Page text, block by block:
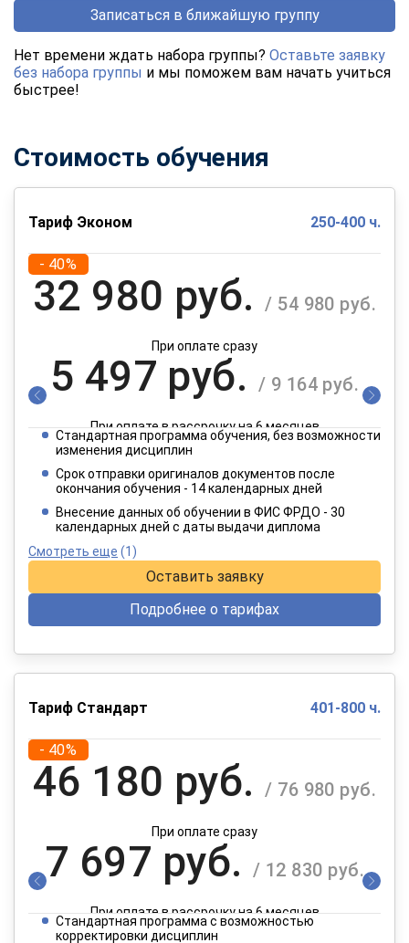
Записаться в ближайшую группу
Нет времени ждать набора группы? Оставьте заявку
без набора группы и мы поможем вам начать учиться
быстрее!
Стоимость обучения
Тариф Эконом 250-400 ч.
- 40%
32 980 руб. / 54 980 руб.
При оплате сразу
5 497 руб. / 9 164 руб.
При оплате в рассрочку на 6 месяцев
2 749 руб.
При оплате в рассрочку на 12 месяцев
Стандартная программа обучения, без возможности
изменения дисциплин
Срок отправки оригиналов документов после
окончания обучения - 14 календарных дней
Внесение данных об обучении в ФИС ФРДО - 30
календарных дней с даты выдачи диплома
Смотреть еще (1)
Оставить заявку
Подробнее о тарифах
Тариф Стандарт 401-800 ч.
- 40%
46 180 руб. / 76 980 руб.
При оплате сразу
7 697 руб. / 12 830 руб.
При оплате в рассрочку на 6 месяцев
Стандартная программа с возможностью
корректировки дисциплин